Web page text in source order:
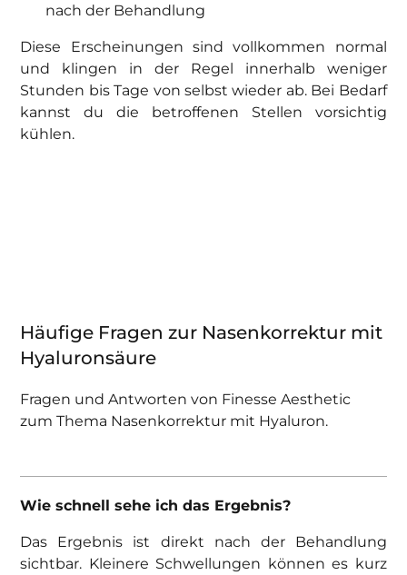
nach der Behandlung
Diese Erscheinungen sind vollkommen normal
und klingen in der Regel innerhalb weniger
Stunden bis Tage von selbst wieder ab. Bei Bedarf
kannst du die betroffenen Stellen vorsichtig
kühlen.
Häufige Fragen zur Nasenkorrektur mit
Hyaluronsäure
Fragen und Antworten von Finesse Aesthetic
zum Thema Nasenkorrektur mit Hyaluron.
Wie schnell sehe ich das Ergebnis?
Das Ergebnis ist direkt nach der Behandlung
sichtbar. Kleinere Schwellungen können es kurz